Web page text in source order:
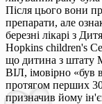
Після цього вони
препарати, але
березні лікарі з
Hopkins children's
що дитина з штату
ВІЛ, імовірно «був
протягом перших
призначив йому